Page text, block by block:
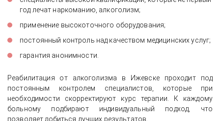
год лечат наркоманию, алкоголизм;
применение высокоточного оборудования;
постоянный контроль над качеством медицинских услуг;
гарантия анонимности.
Реабилитация от алкоголизма в Ижевске проходит под
постоянным контролем специалистов, которые при
необходимости скорректируют курс терапии. К каждому
больному подбирают индивидуальный подход, что
позволяет добиться лучших результатов.